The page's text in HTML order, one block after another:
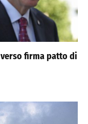
verso firma patto di